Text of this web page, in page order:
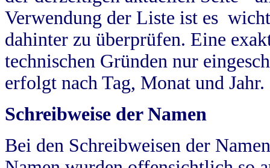
Verwendung der Liste ist es
dahinter zu überprüfen. Eine
technischen Gründen nur
erfolgt nach Tag, Monat und Jahr.
Schreibweise der Namen
Bei den Schreibweisen der